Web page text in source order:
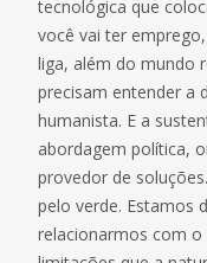
tecnológica que
você vai ter
liga, além do mundo
precisam entender a
humanista. E a
abordagem política,
provedor de
pelo verde. Estamos
relacionarmos com